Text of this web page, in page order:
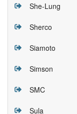
She-Lung
Sherco
Siamoto
Simson
SMC
Sula